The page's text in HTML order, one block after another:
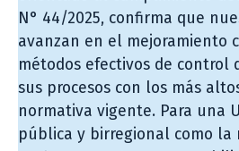
N° 44/2025, confirma que
avanzan en el mejoramiento
métodos efectivos de control
sus procesos con los más
normativa vigente. Para una
pública y birregional como la